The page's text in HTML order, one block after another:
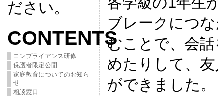
ださい。
CONTENTS
コンプライアンス研修
保護者限定公開
家庭教育についてのお知ら
せ
相談窓口
ブレークにつ
むことで、会
めたりして、
ができました。